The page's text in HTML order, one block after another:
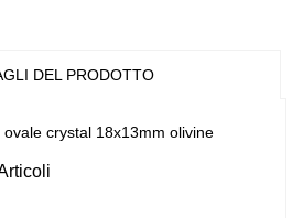
DEL PRODOTTO
ovale crystal 18x13mm olivine